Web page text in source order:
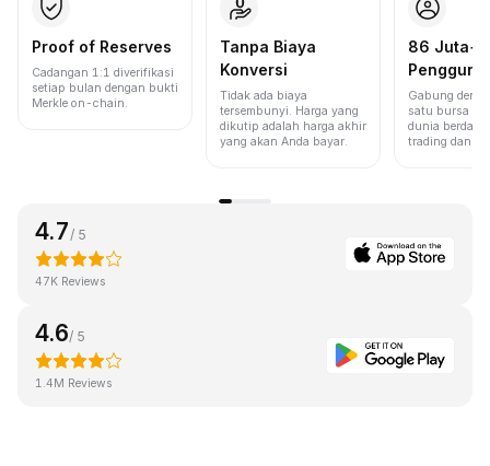
Proof of Reserves
Cadangan 1:1 diverifikasi
setiap bulan dengan bukti
Merkle on-chain.
Tanpa Biaya
Konversi
Tidak ada biaya
tersembunyi. Harga yang
dikutip adalah harga akhir
yang akan Anda bayar.
86 Juta+
Pengguna
Gabung
satu bursa
dunia
trading dan
4.7 / 5
47K Reviews
4.6/ 5
1.4M Reviews